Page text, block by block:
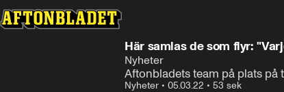
Här samlas de som flyr:
Nyheter
Aftonbladets team på plats på
Nyheter • 05.03.22 • 53 sek